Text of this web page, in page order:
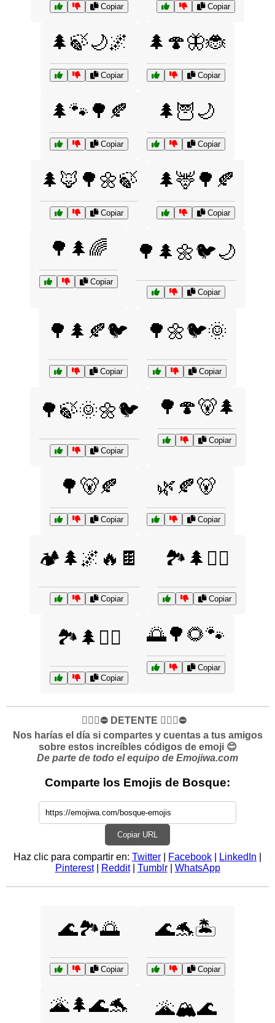
Copiar Copiar
🌲🍃🌙🌌
Copiar
🌲🍄🦋🐞
Copiar
🌲🐾🌳🍂
Copiar
🌲🦉🌙
Copiar
🌲🦊🌳🌼🍃
Copiar
🌲🦌🌳🍂
Copiar
🌳🌲🌈
Copiar
🌳🌲🌼🐦🌙
Copiar
🌳🌲🍂🐦
Copiar
🌳🌼🐦🌞
Copiar
🌳🍃🌞🌼🐦
Copiar
🌳🍄🐻🌲
Copiar
🌳🐻🍂
Copiar
🌿🍂🐻
Copiar
🏕️🌲🌌🔥🍫
Copiar
🏞️🌲🚴‍♀️
Copiar
🏞️🌲🚶‍♂️
Copiar
🌅🌳🌻🐾
Copiar
✋🏻🛑⛔️ DETENTE ✋🏻🛑⛔️
Nos harías el día si compartes y cuentas a tus amigos
sobre estos increíbles códigos de emoji 😊
De parte de todo el equipo de Emojiwa.com
Comparte los Emojis de Bosque:
Copiar URL
Haz clic para compartir en: Twitter Facebook LinkedIn
Pinterest| Reddit| Tumblr| WhatsApp
🌊🏞️🌅
Copiar
🌊🐬🏝️
Copiar
🌋🌲🌊🐬 🌋🏔️🌊